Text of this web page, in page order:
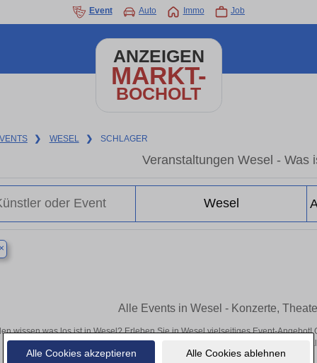
Alle Cookies akzeptieren Alle Cookies ablehnen
Event Auto Immo Job
ANZEIGEN
MARKT-
BOCHOLT
❯ WESEL ❯ SCHLAGER
Veranstaltungen Wesel - Was
×
Alle Events in Wesel - Konzerte,
wissen was los ist in Wesel? Erleben Sie in Wesel vielseitiges Event-
aufregende Veranstaltungen in Wesel – hier finden